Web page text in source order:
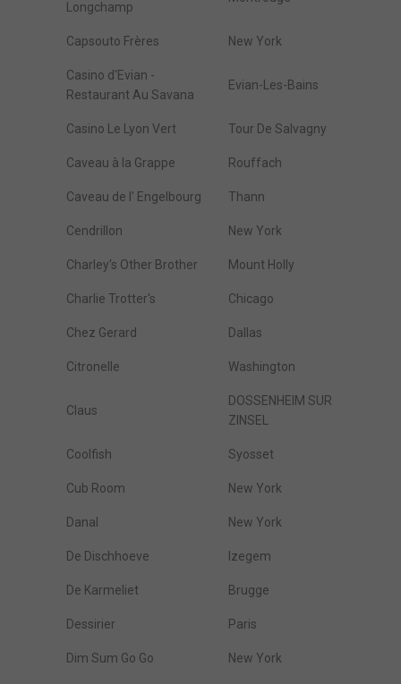
Longchamp
Capsouto Frères New York
Casino d'Evian -
Restaurant Au Savana
Evian-Les-Bains
Casino Le Lyon Vert Tour De Salvagny
Caveau à la Grappe Rouffach
Caveau de l' Engelbourg Thann
Cendrillon New York
Charley's Other Brother Mount Holly
Charlie Trotter's Chicago
Chez Gerard Dallas
Citronelle Washington
Claus
DOSSENHEIM SUR
ZINSEL
Coolfish Syosset
Cub Room New York
Danal New York
De Dischhoeve Izegem
De Karmeliet Brugge
Dessirier Paris
Dim Sum Go Go New York